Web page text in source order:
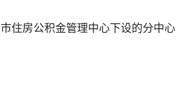
市住房公积金管理中心下设的分中心